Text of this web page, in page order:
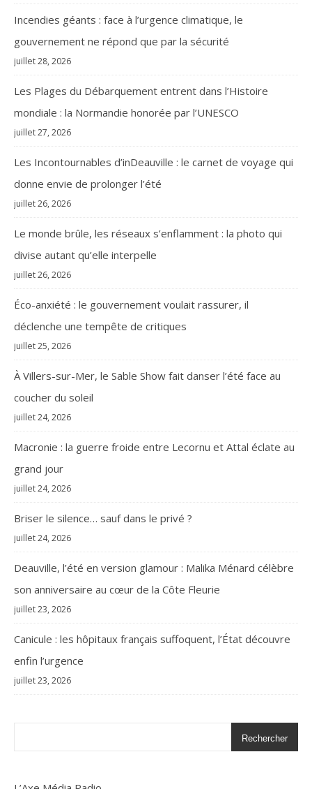
Incendies géants : face à l’urgence climatique, le
gouvernement ne répond que par la sécurité
juillet 28, 2026
Les Plages du Débarquement entrent dans l’Histoire
mondiale : la Normandie honorée par l’UNESCO
juillet 27, 2026
Les Incontournables d’inDeauville : le carnet de voyage qui
donne envie de prolonger l’été
juillet 26, 2026
Le monde brûle, les réseaux s’enflamment : la photo qui
divise autant qu’elle interpelle
juillet 26, 2026
Éco-anxiété : le gouvernement voulait rassurer, il
déclenche une tempête de critiques
juillet 25, 2026
À Villers-sur-Mer, le Sable Show fait danser l’été face au
coucher du soleil
juillet 24, 2026
Macronie : la guerre froide entre Lecornu et Attal éclate au
grand jour
juillet 24, 2026
Briser le silence… sauf dans le privé ?
juillet 24, 2026
Deauville, l’été en version glamour : Malika Ménard célèbre
son anniversaire au cœur de la Côte Fleurie
juillet 23, 2026
Canicule : les hôpitaux français suffoquent, l’État découvre
enfin l’urgence
juillet 23, 2026
Rechercher